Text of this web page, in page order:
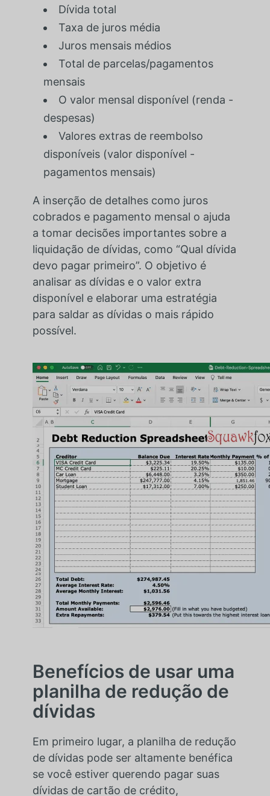
Dívida total
Taxa de juros média
Juros mensais médios
Total de parcelas/pagamentos
mensais
O valor mensal disponível (renda -
despesas)
Valores extras de reembolso
disponíveis (valor disponível -
pagamentos mensais)
A inserção de detalhes como juros
cobrados e pagamento mensal o ajuda
a tomar decisões importantes sobre a
liquidação de dívidas, como “Qual dívida
devo pagar primeiro”. O objetivo é
analisar as dívidas e o valor extra
disponível e elaborar uma estratégia
para saldar as dívidas o mais rápido
possível.
Benefícios de usar uma
planilha de redução de
dívidas
Em primeiro lugar, a planilha de redução
de dívidas pode ser altamente benéfica
se você estiver querendo pagar suas
dívidas de cartão de crédito,